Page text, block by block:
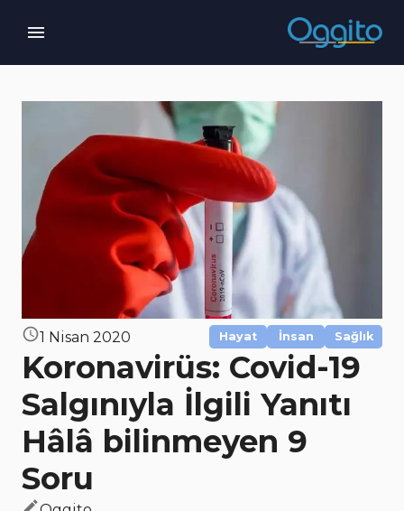
1 Nisan 2020 Hayat İnsan Sağlık
Koronavirüs: Covid-19
Salgınıyla İlgili Yanıtı
Hâlâ bilinmeyen 9
Soru